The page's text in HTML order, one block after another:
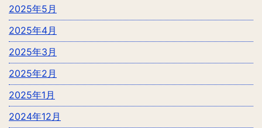
2025年5月
2025年4月
2025年3月
2025年2月
2025年1月
2024年12月